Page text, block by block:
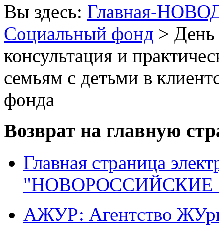
Вы здесь: Главная-
Социальный фонд > День
консультация и
семьям с детьми в
фонда
Возврат на главную
Главная страница
"НОВОРОССИЙСКИЕ
АЖУР: Агентство